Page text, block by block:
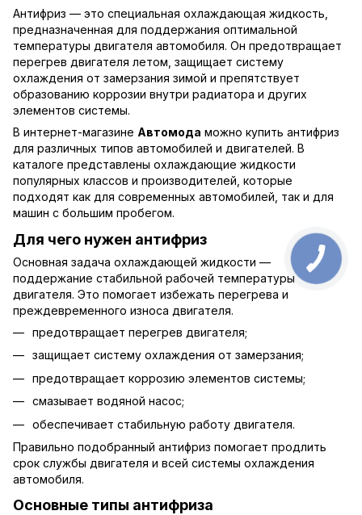
Антифриз — это специальная охлаждающая жидкость,
предназначенная для поддержания оптимальной
температуры двигателя автомобиля. Он предотвращает
перегрев двигателя летом, защищает систему
охлаждения от замерзания зимой и препятствует
образованию коррозии внутри радиатора и других
элементов системы.
В интернет-магазине Автомода можно купить антифриз
для различных типов автомобилей и двигателей. В
каталоге представлены охлаждающие жидкости
популярных классов и производителей, которые
подходят как для современных автомобилей, так и для
машин с большим пробегом.
Для чего нужен антифриз
Основная задача охлаждающей жидкости —
поддержание стабильной рабочей температуры
двигателя. Это помогает избежать перегрева и
преждевременного износа двигателя.
предотвращает перегрев двигателя;
защищает систему охлаждения от замерзания;
предотвращает коррозию элементов системы;
смазывает водяной насос;
обеспечивает стабильную работу двигателя.
Правильно подобранный антифриз помогает продлить
срок службы двигателя и всей системы охлаждения
автомобиля.
Основные типы антифриза